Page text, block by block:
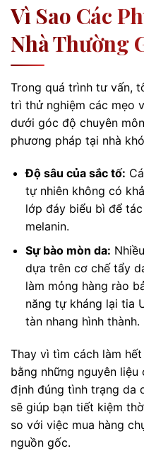
Vì Sao Các
Nhà Thường
Trong quá trình tư vấn,
trì thử nghiệm các mẹo
dưới góc độ chuyên
phương pháp tại nhà
Độ sâu của sắc tố:
tự nhiên không có
lớp đáy biểu bì để
melanin.
Sự bào mòn da:
dựa trên cơ chế tẩy
làm mỏng hàng rào
năng tự kháng lại tia
tàn nhang hình thành.
Thay vì tìm cách làm
bằng những nguyên
định đúng tình trạng da
sẽ giúp bạn tiết kiệm
so với việc mua hàng
nguồn gốc.